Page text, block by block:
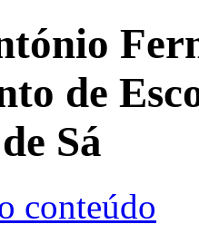
de
Sá
conteúdo